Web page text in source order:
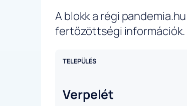
A blokk a régi
fertőzöttségi információk.
TELEPÜLÉS
Verpelét